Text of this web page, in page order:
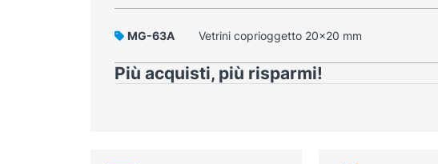
MG-63A Vetrini coprioggetto 20x20 mm
Più acquisti, più risparmi!